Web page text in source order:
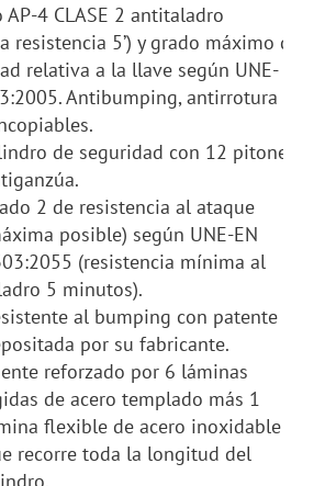
AP-4 CLASE 2 antitaladro
resistencia 5’) y grado máximo de
relativa a la llave según UNE-
Antibumping, antirrotura y
de seguridad con 12 pitones
2 de resistencia al ataque
posible) según UNE-EN
(resistencia mínima al
5 minutos).
al bumping con patente
por su fabricante.
reforzado por 6 láminas
de acero templado más 1
flexible de acero inoxidable
recorre toda la longitud del